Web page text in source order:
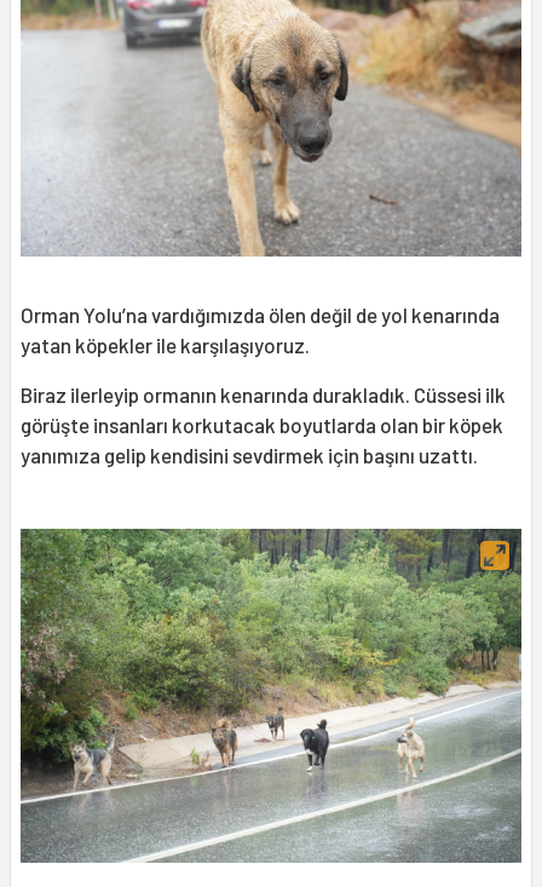
Orman Yolu’na vardığımızda ölen değil de yol kenarında
yatan köpekler ile karşılaşıyoruz.
Biraz ilerleyip ormanın kenarında durakladık. Cüssesi ilk
görüşte insanları korkutacak boyutlarda olan bir köpek
yanımıza gelip kendisini sevdirmek için başını uzattı.